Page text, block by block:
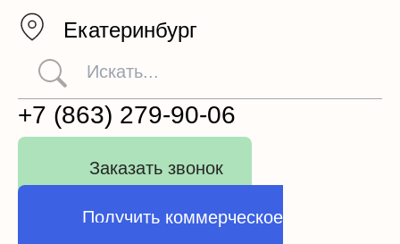
Екатеринбург
+7 (863) 279-90-06
Заказать звонок
Получить коммерческое